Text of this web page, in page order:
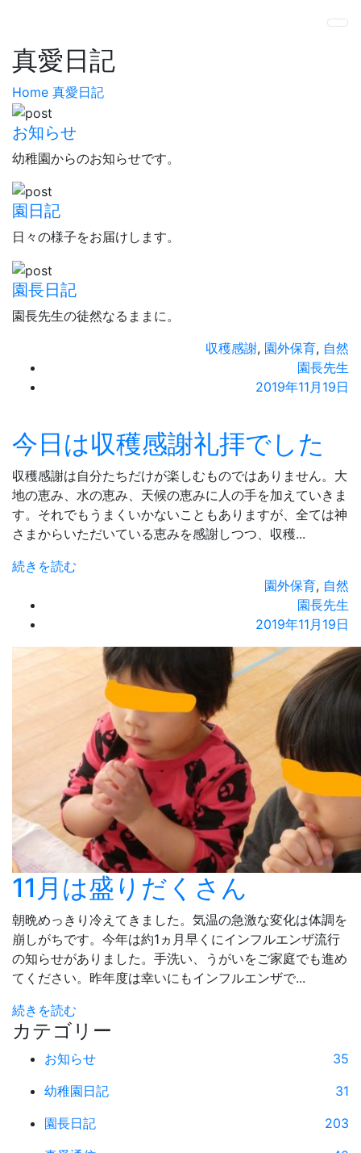
真愛日記
Home 真愛日記
お知らせ
幼稚園からのお知らせです。
園日記
日々の様子をお届けします。
園長日記
園長先生の徒然なるままに。
収穫感謝, 園外保育, 自然
園長先生
2019年11月19日
今日は収穫感謝礼拝でした
収穫感謝は自分たちだけが楽しむものではありません。大
地の恵み、水の恵み、天候の恵みに人の手を加えていきま
す。それでもうまくいかないこともありますが、全ては神
さまからいただいている恵みを感謝しつつ、収穫...
続きを読む
園外保育, 自然
園長先生
2019年11月19日
11月は盛りだくさん
朝晩めっきり冷えてきました。気温の急激な変化は体調を
崩しがちです。今年は約1ヵ月早くにインフルエンザ流行
の知らせがありました。手洗い、うがいをご家庭でも進め
てください。昨年度は幸いにもインフルエンザで...
続きを読む
カテゴリー
お知らせ
35
幼稚園日記
31
園長日記
203